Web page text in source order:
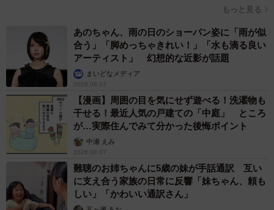
もっと見る
あのちゃん、雨の日のショーパン姿に「雨が似
合う」「脚めっちゃきれい！」「水も滴る良い
アーティスト」 幻想的な近影が話題
まいどなメディア
2026.08.07
【漫画】周囲の目を気にせず遊べる！洗濯物も
干せる！最近人気の戸建ての「中庭」 ところ
が…実際住んでみて分かった後悔ポイント
中瀬 えみ
2026.08.07
難聴のお姉ちゃんに5歳の妹が手話通訳 互い
に支え合う家族の日常に反響「妹ちゃん、頼も
しい」「かわいい通訳さん」